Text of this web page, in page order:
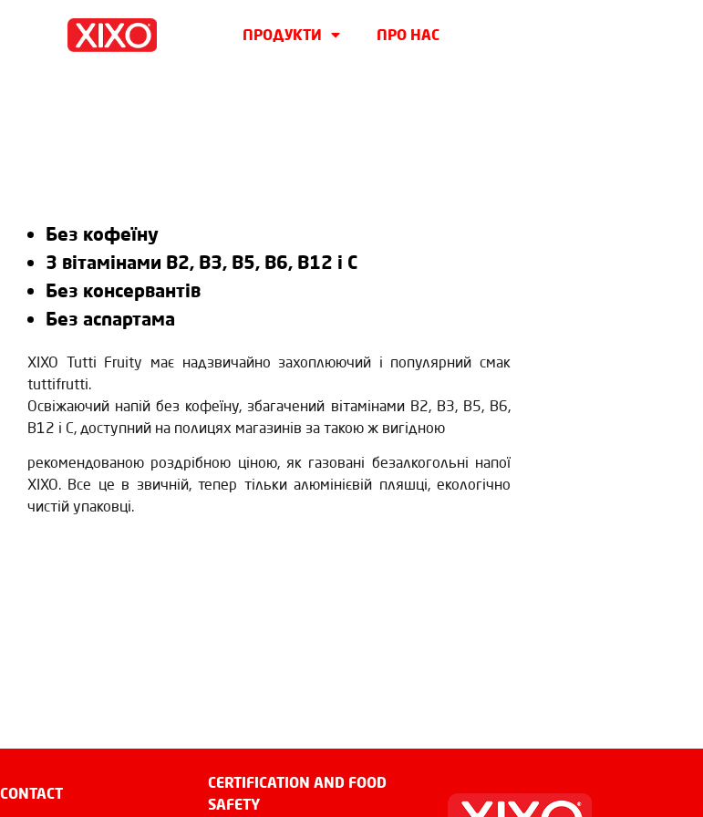
ПРОДУКТИ ПРО НАС
Без кофеїну
З вітамінами B2, B3, B5, B6, B12 і C
Без консервантів
Без аспартама
XIXO Tutti Fruity має надзвичайно захоплюючий і популярний смак
tuttifrutti.
Освіжаючий напій без кофеїну, збагачений вітамінами B2, B3, B5, B6,
B12 і C, доступний на полицях магазинів за такою ж вигідною
рекомендованою роздрібною ціною, як газовані безалкогольні напої
XIXO. Все це в звичній, тепер тільки алюмінієвій пляшці, екологічно
чистій упаковці.
CONTACT
CERTIFICATION AND FOOD
SAFETY